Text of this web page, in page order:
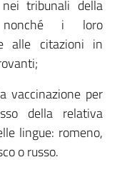
tribunali della
nonché i loro
alle citazioni in
vaccinazione per
della relativa
lingue: romeno,
o russo.